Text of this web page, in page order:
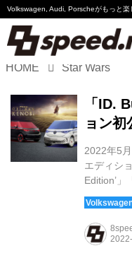
Volkswagen, Audi, Porscheがもっと
HOME Star Wars
「ID.
ョン初
2022年5
エディシ
Edition’」
リフォル
「スター
れた。 フ
バス「